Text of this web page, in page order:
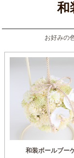
和
お好みの
和装ボールブー